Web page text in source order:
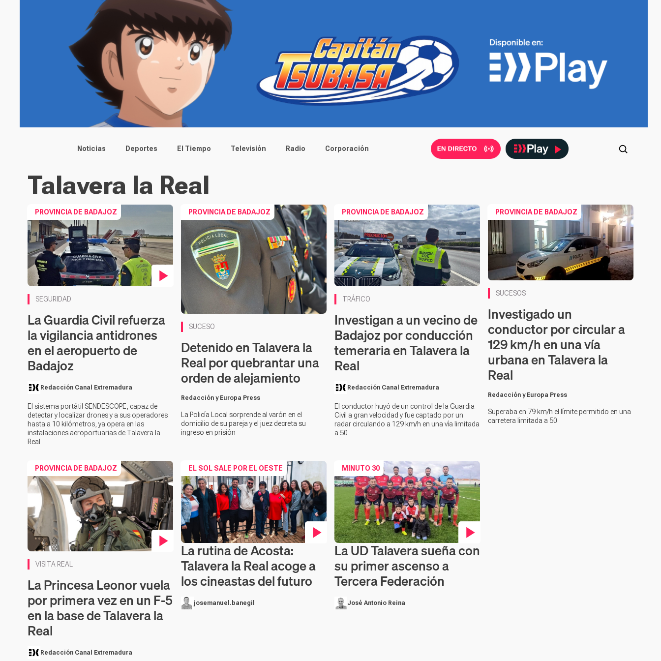
Main menu
Noticias Deportes El Tiempo Televisión Radio Corporación
Talavera la Real
PROVINCIA DE BADAJOZ
SEGURIDAD
La Guardia Civil refuerza
la vigilancia antidrones
en el aeropuerto de
Badajoz
Redacción Canal Extremadura
El sistema portátil SENDESCOPE, capaz de
detectar y localizar drones y a sus operadores
hasta a 10 kilómetros, ya opera en las
instalaciones aeroportuarias de Talavera la
Real
PROVINCIA DE BADAJOZ
SUCESO
Detenido en Talavera la
Real por quebrantar una
orden de alejamiento
Redacción y Europa Press
La Policía Local sorprende al varón en el
domicilio de su pareja y el juez decreta su
ingreso en prisión
PROVINCIA DE BADAJOZ
TRÁFICO
Investigan a un vecino de
Badajoz por conducción
temeraria en Talavera la
Real
Redacción Canal Extremadura
El conductor huyó de un control de la Guardia
Civil a gran velocidad y fue captado por un
radar circulando a 129 km/h en una vía limitada
a 50
PROVINCIA DE BADAJOZ
SUCESOS
Investigado un
conductor por circular a
129 km/h en una vía
urbana en Talavera la
Real
Redacción y Europa Press
Superaba en 79 km/h el límite permitido en una
carretera limitada a 50
PROVINCIA DE BADAJOZ
VISITA REAL
La Princesa Leonor vuela
por primera vez en un F-5
en la base de Talavera la
Real
Redacción Canal Extremadura
EL SOL SALE POR EL OESTE
Contenido en vídeo
La rutina de Acosta:
Talavera la Real acoge a
los cineastas del futuro
josemanuel.banegil
MINUTO 30
Contenido en vídeo
La UD Talavera sueña con
su primer ascenso a
Tercera Federación
José Antonio Reina